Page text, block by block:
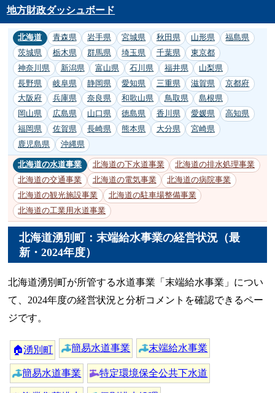
地方財政ダッシュボード
北海道 青森県 岩手県 宮城県 秋田県 山形県
福島県
茨城県
栃木県 群馬県 埼玉県 千葉県
東京都
神奈川県
新潟県 富山県 石川県 福井県
山梨県
長野県
岐阜県 静岡県 愛知県 三重県 滋賀県
京都府
大阪府
兵庫県 奈良県 和歌山県 鳥取県
島根県
岡山県
広島県 山口県 徳島県 香川県 愛媛県
高知県
福岡県
佐賀県 長崎県 熊本県 大分県
宮崎県
鹿児島県
沖縄県
北海道の水道事業 北海道の下水道事業
北海道の排水処理事業
北海道の交通事業
北海道の電気事業
北海道の病院事業
北海道の観光施設事業
北海道の駐車場整備事業
北海道の工業用水道事業
北海道湧別町：末端給水事業の経営状況（最
新・2024年度）
北海道湧別町が所管する水道事業「末端給水事業」につい
て、2024年度の経営状況と分析コメントを確認できるペー
ジです。
🏠湧別町 簡易水道事業 末端給水事業
簡易水道事業 特定環境保全公共下水道